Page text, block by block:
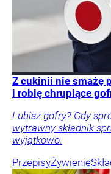
Z cukinii nie smażę
i robię chrupiące
Lubisz gofry? Gdy
wytrawny składnik
wyjątkowo.
PrzepisyŻywienie